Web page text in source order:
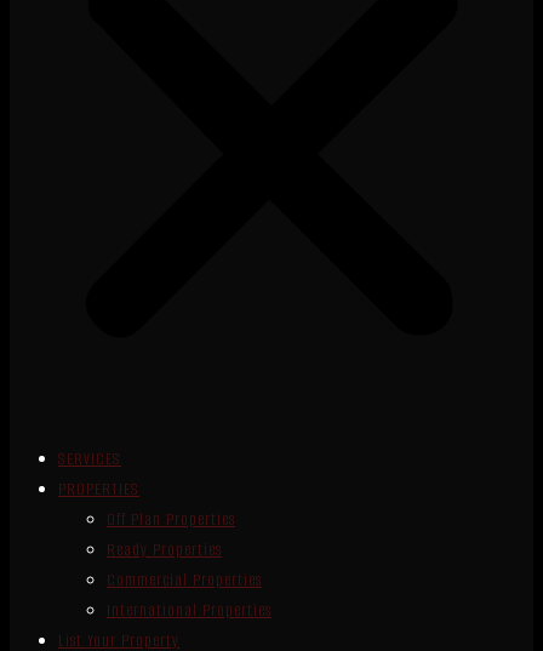
SERVICES
PROPERTIES
Off Plan Properties
Ready Properties
Commercial Properties
International Properties
List Your Property